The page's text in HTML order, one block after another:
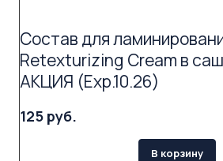
Состав для
Retexturizing Cream в
АКЦИЯ (Exp.10.26)
125 руб.
В корзину